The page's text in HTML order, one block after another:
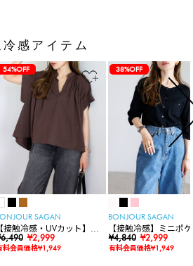
感アイテム
54%OFF
SAGAN
【接触冷感・UVカット】シ
ーリングスキッパートップ
¥2,999
料会員価格¥1,949
38%OFF
BONJOUR SAGAN
【接触冷感】ミニポ
袖ニットカーディガン
¥4,840 ¥2,999
有料会員価格¥1,949